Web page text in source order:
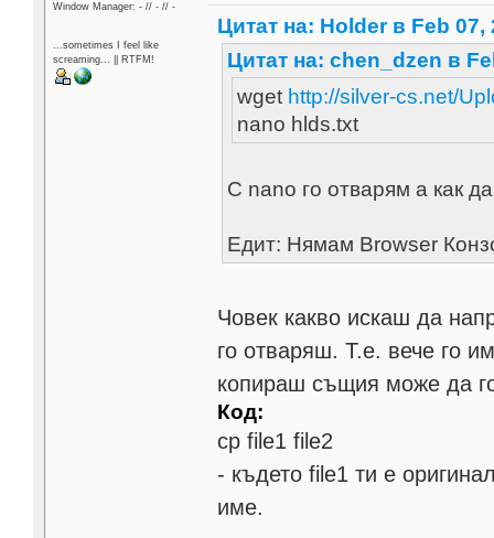
Window Manager: - // - // -
...sometimes I feel like
screaming... || RTFM!
Цитат на: Holder в Feb 07,
Цитат на: chen_dzen в
wget http://silver-cs.net/
nano hlds.txt
С nano го отварям а как
Едит: Нямам Browser
Човек какво искаш да
го отваряш. Т.е. вече го
копираш същия може да
Код:
cp file1 file2
- където file1 ти е
име.